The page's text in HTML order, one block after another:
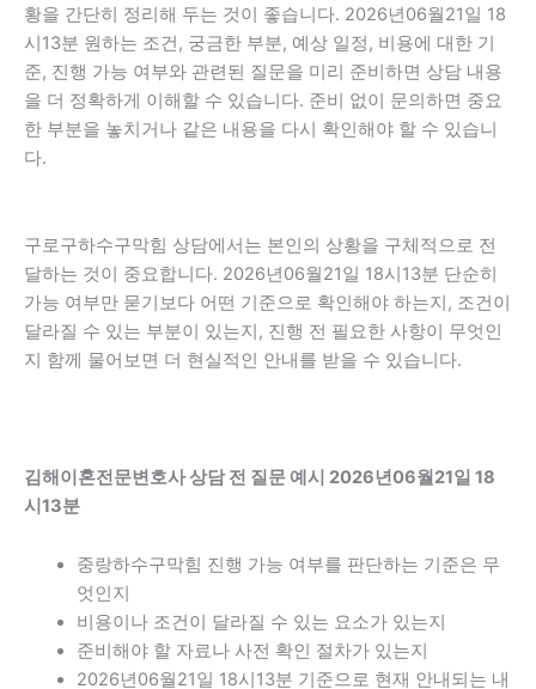
황을 간단히 정리해 두는 것이 좋습니다. 2026년06월21일 18
시13분 원하는 조건, 궁금한 부분, 예상 일정, 비용에 대한 기
준, 진행 가능 여부와 관련된 질문을 미리 준비하면 상담 내용
을 더 정확하게 이해할 수 있습니다. 준비 없이 문의하면 중요
한 부분을 놓치거나 같은 내용을 다시 확인해야 할 수 있습니
다.
구로구하수구막힘 상담에서는 본인의 상황을 구체적으로 전
달하는 것이 중요합니다. 2026년06월21일 18시13분 단순히
가능 여부만 묻기보다 어떤 기준으로 확인해야 하는지, 조건이
달라질 수 있는 부분이 있는지, 진행 전 필요한 사항이 무엇인
지 함께 물어보면 더 현실적인 안내를 받을 수 있습니다.
김해이혼전문변호사 상담 전 질문 예시 2026년06월21일 18
시13분
중랑하수구막힘 진행 가능 여부를 판단하는 기준은 무
엇인지
비용이나 조건이 달라질 수 있는 요소가 있는지
준비해야 할 자료나 사전 확인 절차가 있는지
2026년06월21일 18시13분 기준으로 현재 안내되는 내